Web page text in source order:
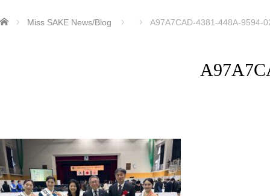
ホーム Miss SAKE News/Blog A97A7CAD-4381-448A-9594-